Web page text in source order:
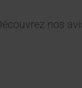
nos